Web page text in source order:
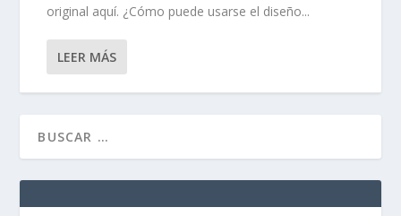
original aquí. ¿Cómo puede usarse el diseño...
LEER MÁS